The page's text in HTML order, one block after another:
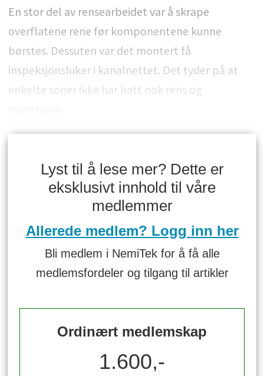
En stor del av rensearbeidet var å skrape
overflatene rene før komponentene kunne
børstes. Dessuten var det montert få
inspeksjonsluker i kanalnettet. Det tyder på at
enkelte soner ikke har hatt nok rens og
Lyst til å lese mer? Dette er
eksklusivt innhold til våre
medlemmer
Allerede medlem? Logg inn her
Bli medlem i NemiTek for å få alle
medlemsfordeler og tilgang til artikler
Ordinært medlemskap
1.600,-